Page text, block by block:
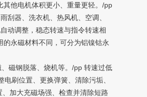
他电机体积更小、重量更轻。/pp
刮器、洗衣机、热风机、空调、
动调整，稳态转速与指令转速相
永磁材料不同，可分为铝镍钴永
磁钢脱落、烧机等。/pp 转速过低
刷位置、更换弹簧、清除污垢、
加大充磁场强、检查并清除短路